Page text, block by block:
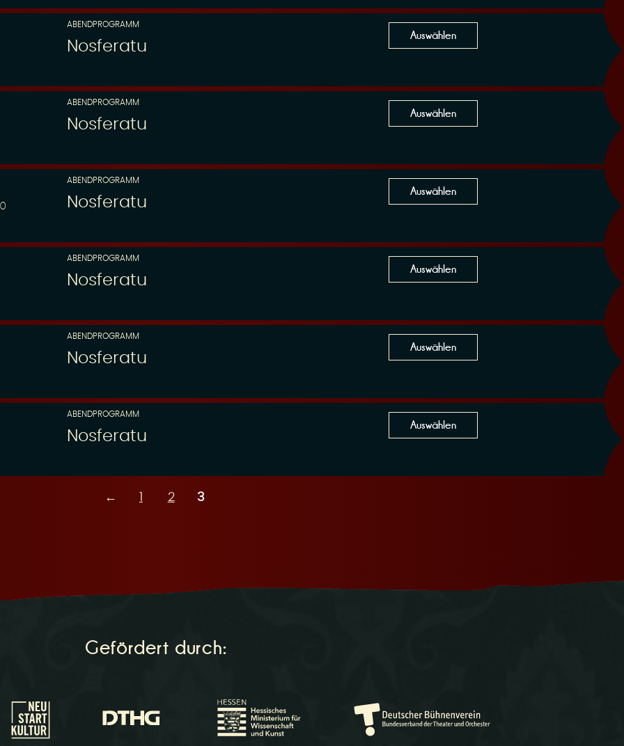
ABENDPROGRAMM
Nosferatu
Auswählen
ABENDPROGRAMM
Nosferatu
Auswählen
ABENDPROGRAMM
Nosferatu
Auswählen
ABENDPROGRAMM
Nosferatu
Auswählen
ABENDPROGRAMM
Nosferatu
Auswählen
ABENDPROGRAMM
Nosferatu
Auswählen
← 2 3
Gefördert durch: